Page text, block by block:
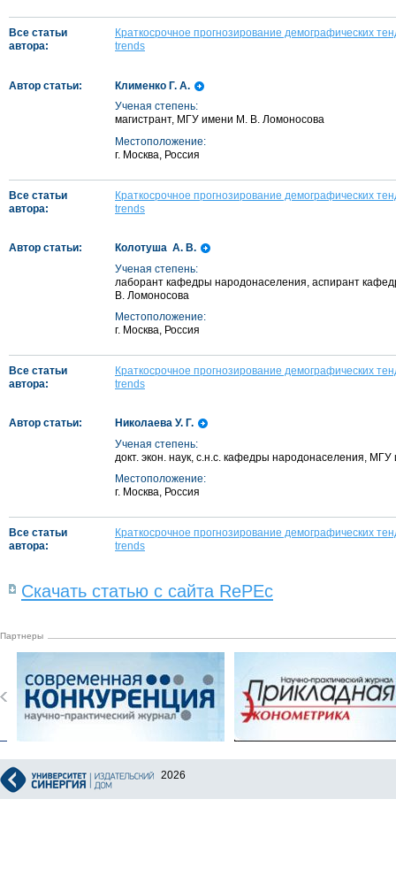
Все статьи
автора:
Краткосрочное прогнозирование демографических
trends
Автор статьи:
Клименко Г. А.
Ученая степень:
магистрант, МГУ имени М. В. Ломоносова
Местоположение:
г. Москва, Россия
Все статьи
автора:
Краткосрочное прогнозирование демографических
trends
Автор статьи:
Колотуша А. В.
Ученая степень:
лаборант кафедры народонаселения, аспирант
В. Ломоносова
Местоположение:
г. Москва, Россия
Все статьи
автора:
Краткосрочное прогнозирование демографических
trends
Автор статьи:
Николаева У. Г.
Ученая степень:
докт. экон. наук, с.н.с. кафедры народонаселения,
Местоположение:
г. Москва, Россия
Все статьи
автора:
Краткосрочное прогнозирование демографических
trends
Скачать статью с сайта RePEc
Партнеры
2026